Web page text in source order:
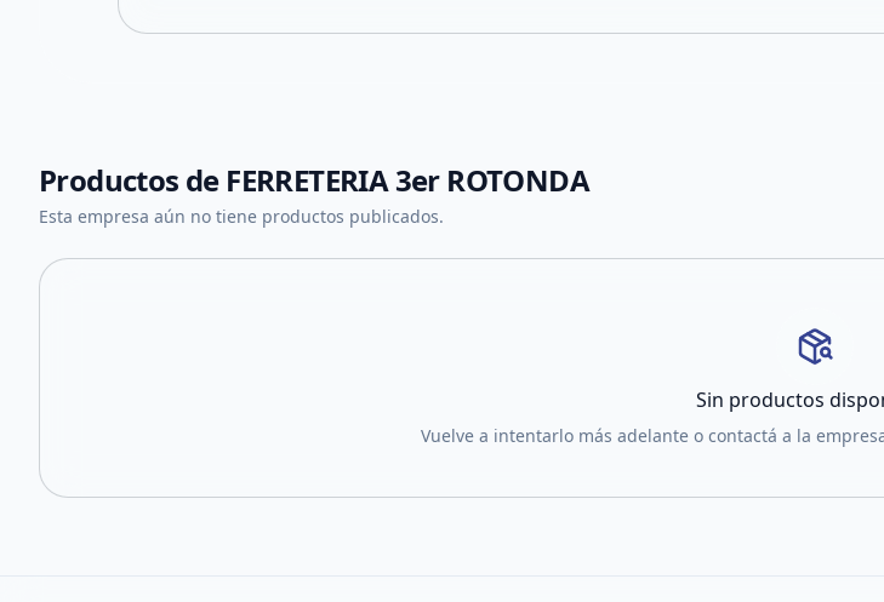
Productos de FERRETERIA 3er ROTONDA
Esta empresa aún no tiene productos publicados.
Sin productos
Vuelve a intentarlo más adelante o contactá a la